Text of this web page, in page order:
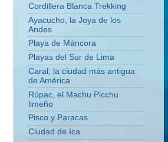
Cordillera Blanca Trekking
Ayacucho, la Joya de los
Andes
Playa de Máncora
Playas del Sur de Lima
Caral, la ciudad más antigua
de América
Rúpac, el Machu Picchu
limeño
Pisco y Paracas
Ciudad de Ica